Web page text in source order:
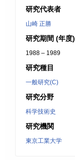
研究代表者
山崎 正勝
研究期間 (年度)
1988 – 1989
研究種目
一般研究(C)
研究分野
科学技術史
研究機関
東京工業大学